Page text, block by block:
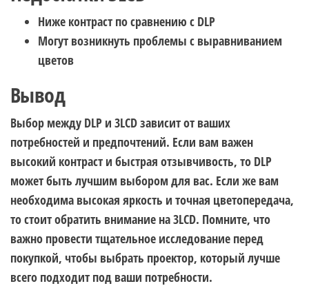
Ниже контраст по сравнению с DLP
Могут возникнуть проблемы с выравниванием
цветов
Вывод
Выбор между DLP и 3LCD зависит от ваших
потребностей и предпочтений. Если вам важен
высокий контраст и быстрая отзывчивость, то DLP
может быть лучшим выбором для вас. Если же вам
необходима высокая яркость и точная цветопередача,
то стоит обратить внимание на 3LCD. Помните, что
важно провести тщательное исследование перед
покупкой, чтобы выбрать проектор, который лучше
всего подходит под ваши потребности.